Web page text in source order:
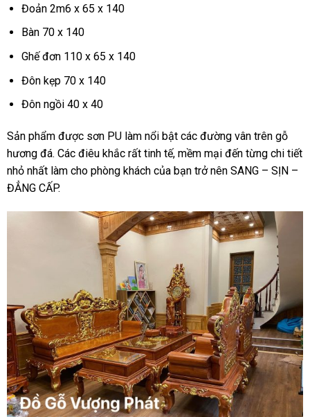
Đoản 2m6 x 65 x 140
Bàn 70 x 140
Ghế đơn 110 x 65 x 140
Đôn kẹp 70 x 140
Đôn ngồi 40 x 40
Sản phẩm được sơn PU làm nổi bật các đường vân trên gỗ
hương đá. Các điêu khắc rất tinh tế, mềm mại đến từng chi tiết
nhỏ nhất làm cho phòng khách của bạn trở nên SANG – SỊN –
ĐẲNG CẤP.